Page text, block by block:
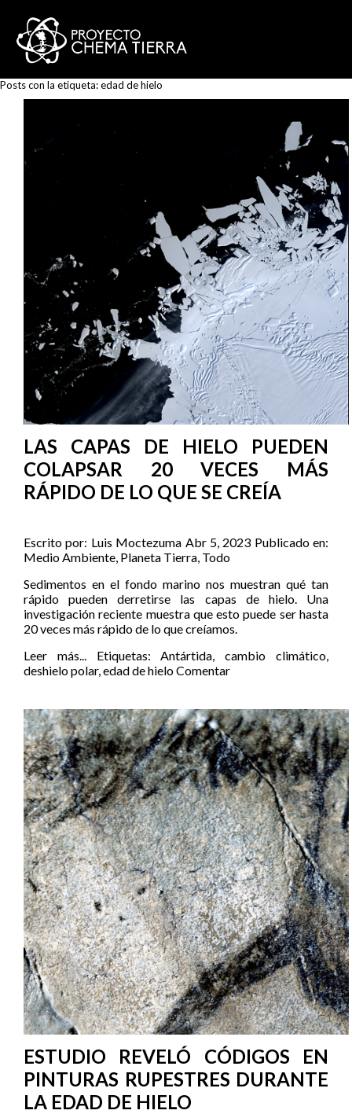
Posts con la etiqueta:edad de hielo
LAS CAPAS DE HIELO PUEDEN
COLAPSAR 20 VECES MÁS
RÁPIDO DE LO QUE SE CREÍA
Escrito por: Luis Moctezuma Abr 5, 2023 Publicado en:
Medio Ambiente, Planeta Tierra, Todo
Sedimentos en el fondo marino nos muestran qué tan
rápido pueden derretirse las capas de hielo. Una
investigación reciente muestra que esto puede ser hasta
20 veces más rápido de lo que creíamos.
Leer más...
Etiquetas:Antártida,cambio climático,
deshielo polar,edad de hieloComentar
ESTUDIO REVELÓ CÓDIGOS EN
PINTURAS RUPESTRES DURANTE
LA EDAD DE HIELO